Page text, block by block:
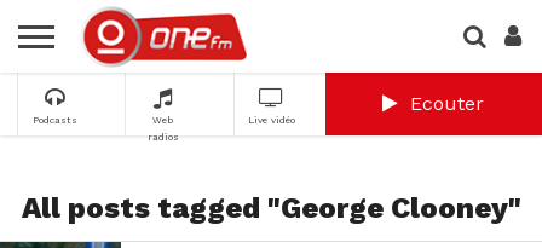
Podcasts
Web
radios
Live vidéo
Ecouter
All posts tagged "George Clooney"